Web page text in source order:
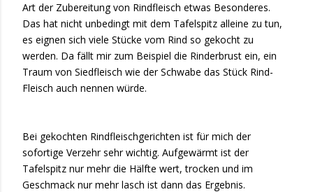
Art der Zubereitung von Rindfleisch etwas Besonderes.
Das hat nicht unbedingt mit dem Tafelspitz alleine zu tun,
es eignen sich viele Stücke vom Rind so gekocht zu
werden. Da fällt mir zum Beispiel die Rinderbrust ein, ein
Traum von Siedfleisch wie der Schwabe das Stück Rind-
Fleisch auch nennen würde.
Bei gekochten Rindfleischgerichten ist für mich der
sofortige Verzehr sehr wichtig. Aufgewärmt ist der
Tafelspitz nur mehr die Hälfte wert, trocken und im
Geschmack nur mehr lasch ist dann das Ergebnis.